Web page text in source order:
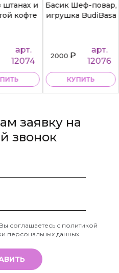
штанах и
кофте
арт.
12074
Басик Шеф-повар,
игрушка BudiBasa
2000₽
арт.
12076
КУПИТЬ
заявку на
звонок
соглашаетесь с политикой
персональных данных